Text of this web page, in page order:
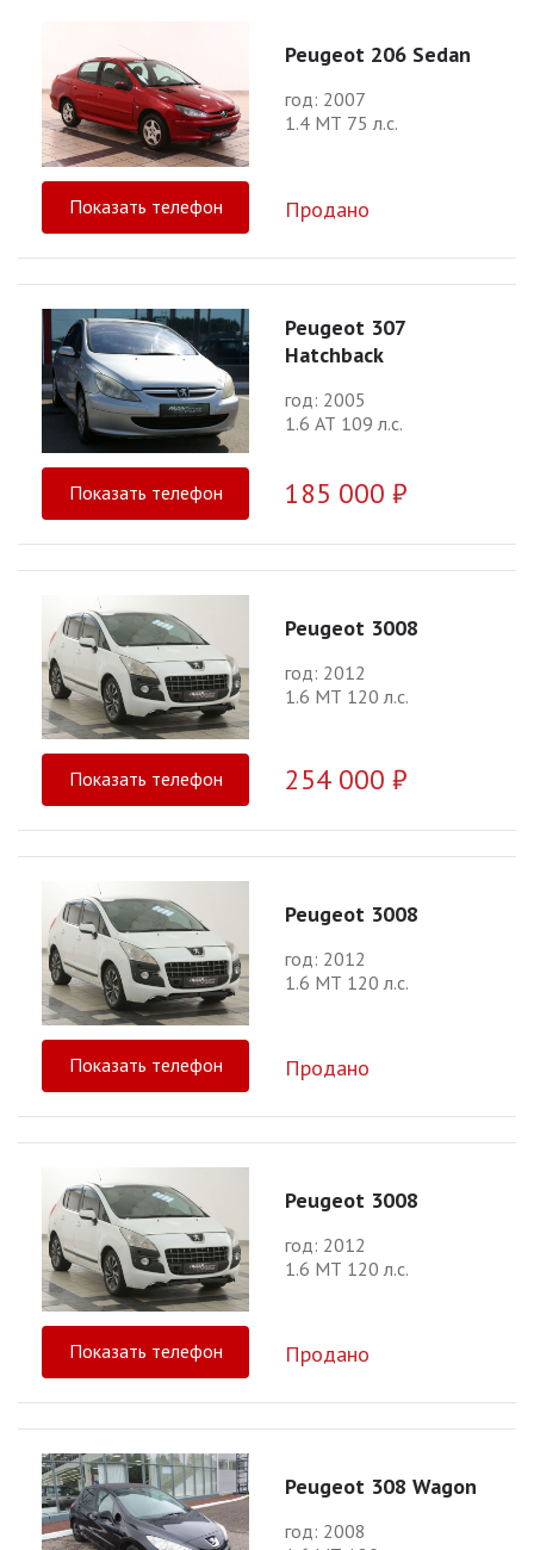
Peugeot 206 Sedan
год: 2007
1.4 МТ 75 л.с.
Показать телефон Продано
Peugeot 307
Hatchback
год: 2005
1.6 АТ 109 л.с.
Показать телефон 185 000 ₽
Peugeot 3008
год: 2012
1.6 МТ 120 л.с.
Показать телефон 254 000 ₽
Peugeot 3008
год: 2012
1.6 МТ 120 л.с.
Показать телефон Продано
Peugeot 3008
год: 2012
1.6 МТ 120 л.с.
Показать телефон Продано
Peugeot 308 Wagon
год: 2008